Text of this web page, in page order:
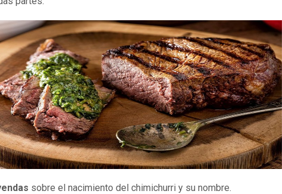
sobre el nacimiento del chimichurri y su nombre.